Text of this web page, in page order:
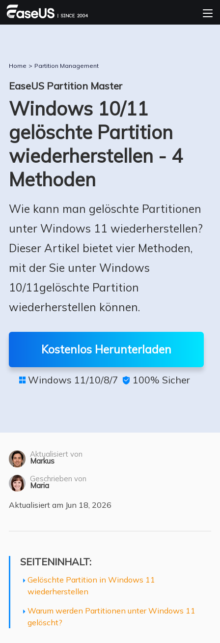
Home > Partition Management
EaseUS Partition Master
Windows 10/11
gelöschte Partition
wiederherstellen - 4
Methoden
Wie kann man gelöschte Partitionen
unter Windows 11 wiederherstellen?
Dieser Artikel bietet vier Methoden,
mit der Sie unter Windows
10/11gelöschte Partition
wiederherstellen können.
Kostenlos Herunterladen
 Windows 11/10/8/7  100% Sicher
Aktualisiert von
Markus
Geschrieben von
Maria
Aktualisiert am Jun 18, 2026
SEITENINHALT:
Gelöschte Partition in Windows 11
wiederherstellen
Warum werden Partitionen unter Windows 11
gelöscht?